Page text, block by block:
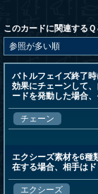
このカードに関連する
バトルフェイズ終了
効果にチェーンして
ードを発動した場合
チェーン
エクシーズ素材を6種
在する場合、相手は
エクシーズ